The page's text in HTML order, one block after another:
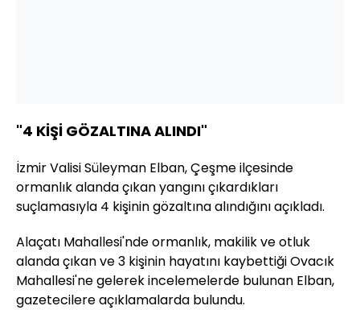
"4 KİŞİ GÖZALTINA ALINDI"
İzmir Valisi Süleyman Elban, Çeşme ilçesinde
ormanlık alanda çıkan yangını çıkardıkları
suçlamasıyla 4 kişinin gözaltına alındığını açıkladı.
Alaçatı Mahallesi'nde ormanlık, makilik ve otluk
alanda çıkan ve 3 kişinin hayatını kaybettiği Ovacık
Mahallesi'ne gelerek incelemelerde bulunan Elban,
gazetecilere açıklamalarda bulundu.